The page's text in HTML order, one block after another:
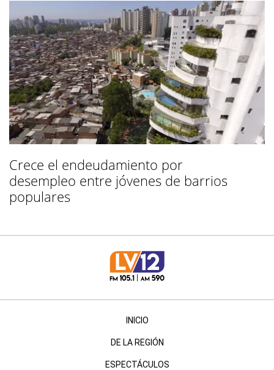
Crece el endeudamiento por
desempleo entre jóvenes de barrios
populares
INICIO
DE LA REGIÓN
ESPECTÁCULOS